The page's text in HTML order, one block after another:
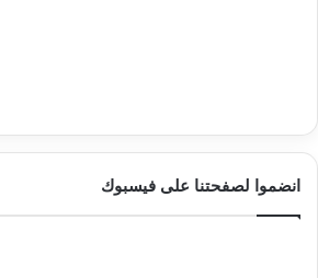
انضموا لصفحتنا على فيسبوك